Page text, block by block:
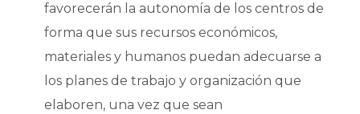
favorecerán la autonomía de los centros de
forma que sus recursos económicos,
materiales y humanos puedan adecuarse a
los planes de trabajo y organización que
elaboren, una vez que sean